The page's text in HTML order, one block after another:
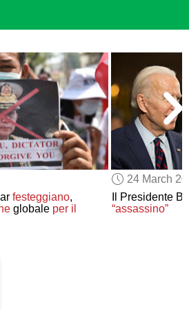
SUBSCRIBE
EDUCATIONAL LICENSES
GIFT CARDS
OTHER LANGUAGES
ABOUT US
ALEXA
ADJUST COLORS
festeggiano,
globale per il
24 March
Il Presidente
“assassino”